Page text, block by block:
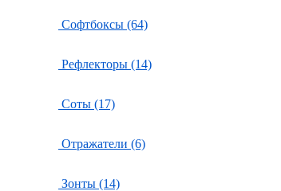
Софтбоксы (64)
Рефлекторы (14)
Соты (17)
Отражатели (6)
Зонты (14)